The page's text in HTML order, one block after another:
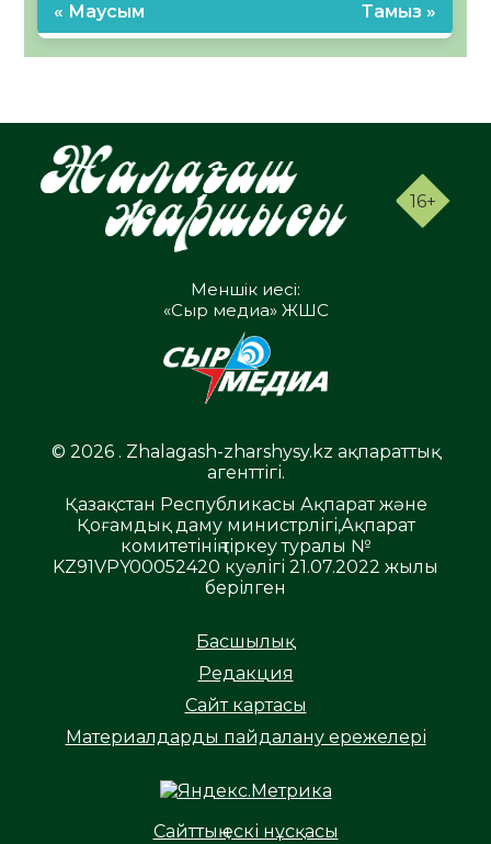
« Маусым Тамыз »
16+
Меншік иесі:
«Сыр медиа» ЖШС
© 2026 . Zhalagash-zharshysy.kz ақпараттық
агенттігі.
Қазақстан Республикасы Ақпарат және
Қоғамдық даму министрлігі,Ақпарат
комитетінің тіркеу туралы №
KZ91VPY00052420 куәлігі 21.07.2022 жылы
берілген
Басшылық
Редакция
Сайт картасы
Материалдарды пайдалану ережелері
Сайттың ескі нұсқасы